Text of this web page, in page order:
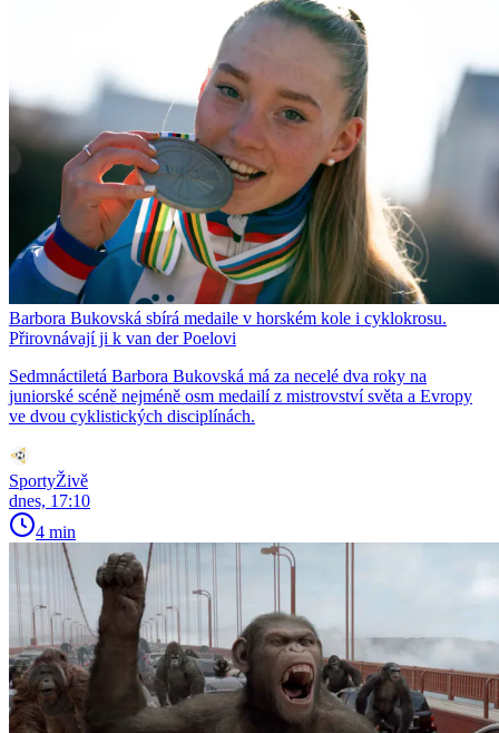
Barbora Bukovská sbírá medaile v horském kole i cyklokrosu.
Přirovnávají ji k van der Poelovi
Sedmnáctiletá Barbora Bukovská má za necelé dva roky na
juniorské scéně nejméně osm medailí z mistrovství světa a Evropy
ve dvou cyklistických disciplínách.
SportyŽivě
dnes, 17:10
4 min